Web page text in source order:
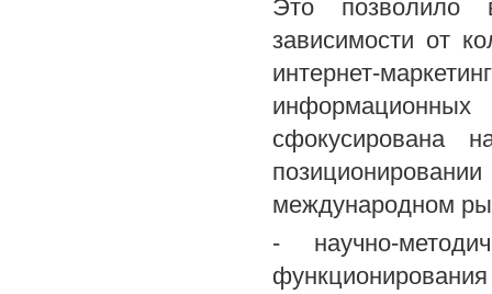
Это позволило
зависимости от
интернет-
информационных
сфокусирована
международном
- научно-